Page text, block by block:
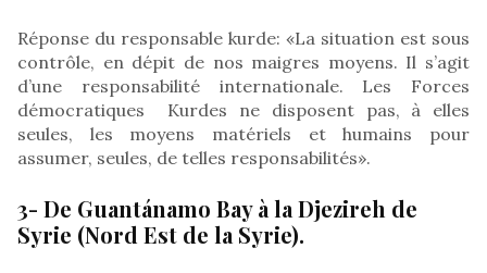
Réponse du responsable kurde: «La situation est sous
contrôle, en dépit de nos maigres moyens. Il s’agit
d’une responsabilité internationale. Les Forces
démocratiques Kurdes ne disposent pas, à elles
seules, les moyens matériels et humains pour
assumer, seules, de telles responsabilités».
3- De Guantánamo Bay à la Djezireh de
Syrie (Nord Est de la Syrie).